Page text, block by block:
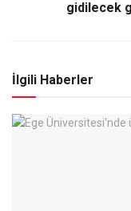
gidilecek
İlgili Haberler